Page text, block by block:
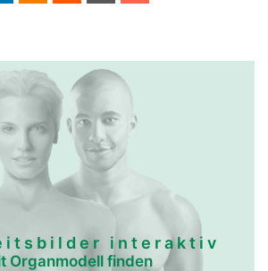
interaktiv
Organmodell finden